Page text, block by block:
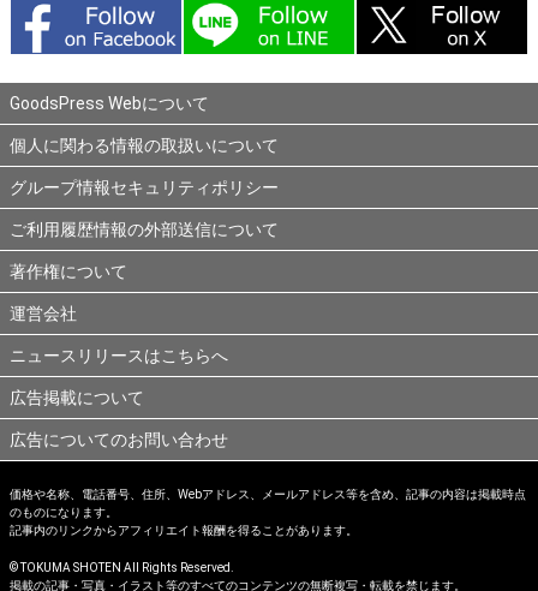
GoodsPress Webについて
個人に関わる情報の取扱いについて
グループ情報セキュリティポリシー
ご利用履歴情報の外部送信について
著作権について
運営会社
ニュースリリースはこちらへ
広告掲載について
広告についてのお問い合わせ
価格や名称、電話番号、住所、Webアドレス、メールアドレス等を含め、記事の内容は掲載時点
のものになります。
記事内のリンクからアフィリエイト報酬を得ることがあります。
© TOKUMA SHOTEN All Rights Reserved.
掲載の記事・写真・イラスト等のすべてのコンテンツの無断複写・転載を禁じます。